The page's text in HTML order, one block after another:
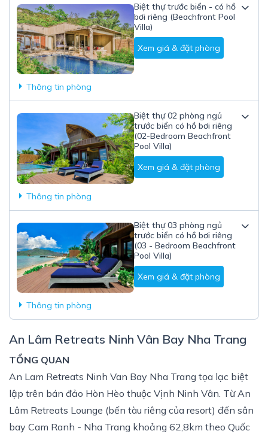
Biệt thự trước biển - có hồ
bơi riêng (Beachfront Pool
Villa)
Xem giá & đặt phòng
Thông tin phòng
Biệt thự 02 phòng ngủ
trước biển có hồ bơi riêng
(02-Bedroom Beachfront
Pool Villa)
Xem giá & đặt phòng
Thông tin phòng
Biệt thự 03 phòng ngủ
trước biển có hồ bơi riêng
(03 - Bedroom Beachfront
Pool Villa)
Xem giá & đặt phòng
Thông tin phòng
An Lâm Retreats Ninh Vân Bay Nha Trang
TỔNG QUAN
An Lam Retreats Ninh Van Bay Nha Trang tọa lạc biệt
lập trên bán đảo Hòn Hèo thuộc Vịnh Ninh Vân. Từ An
Lâm Retreats Lounge (bến tàu riêng của resort) đến sân
bay Cam Ranh - Nha Trang khoảng 62,8km theo Quốc